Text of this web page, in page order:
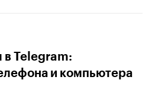
в Telegram:
и компьютера